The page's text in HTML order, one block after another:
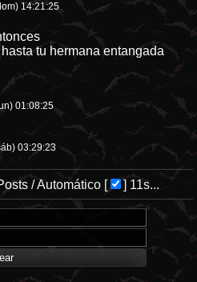
14:21:25
tu hermana entangada
01:08:25
03:29:23
/Automático[ ] 11s...